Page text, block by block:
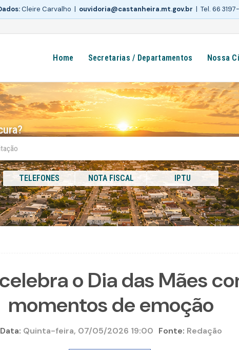
Cleire Carvalho | ouvidoria@castanheira.mt.gov.br | Tel. 66
Home Secretarias / Departamentos Nossa
TELEFONES NOTA FISCAL IPTU
o Dia das Mães
momentos de emoção
Data: Quinta-feira, 07/05/2026 19:00 Fonte: Redação